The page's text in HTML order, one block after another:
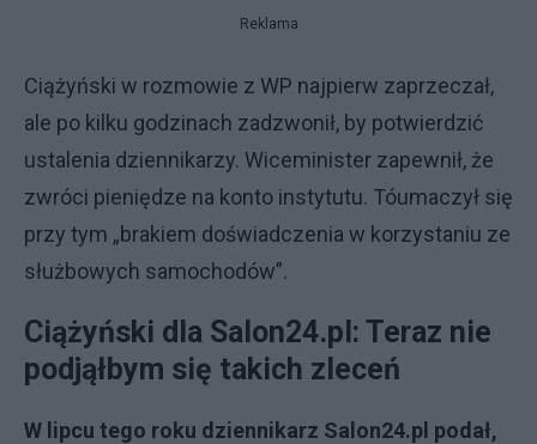
Reklama
Ciążyński w rozmowie z WP najpierw zaprzeczał,
ale po kilku godzinach zadzwonił, by potwierdzić
ustalenia dziennikarzy. Wiceminister zapewnił, że
zwróci pieniędze na konto instytutu. Tóumaczył się
przy tym „brakiem doświadczenia w korzystaniu ze
służbowych samochodów”.
Ciążyński dla Salon24.pl: Teraz nie
podjąłbym się takich zleceń
W lipcu tego roku dziennikarz Salon24.pl podał,